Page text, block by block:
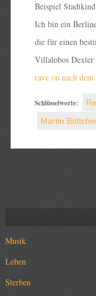
Beispiel
Ich bin ein
die für einen
Villalobos Dexter
rave on nach
Schlüsselworte:
Martin
Musik
Leben
Sterben